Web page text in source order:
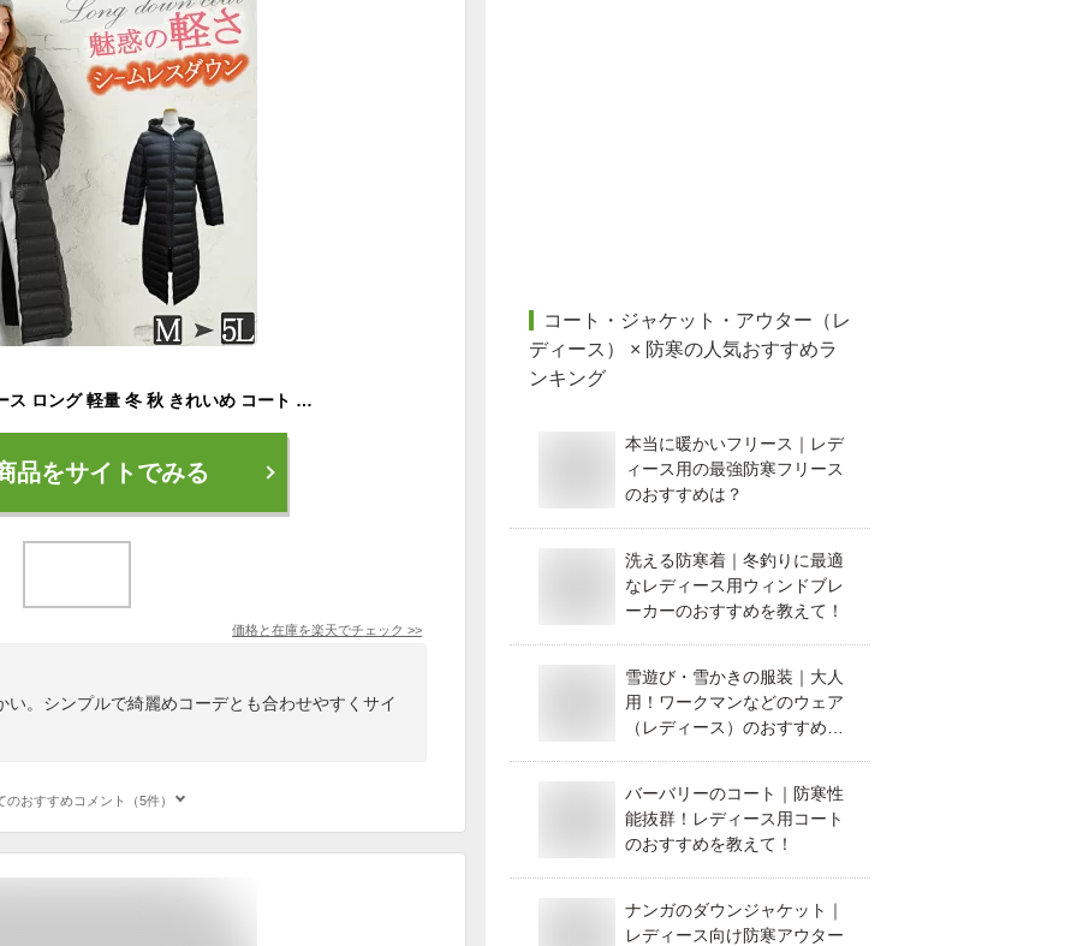
ダウンコート レディース ロング 軽量 冬 秋 きれいめ コート アウター ロングコート ダウン シームレス 超ロング 細見え シームレスダウン ダウンジャケット ベンチコート フード パーカー ジップアップ 防寒 超軽量 50代 40代 黒 L LL 3L 4L 5L 大きいサイズ リリーベル
品をサイトでみる
価格と在庫を楽天でチェック >>
。シンプルで綺麗めコーデとも合わせやすくサイ
のおすすめコメント（5件）
コート・ジャケット・アウター（レ
ディース） × 防寒の人気おすすめラ
ンキング
本当に暖かいフリース｜レデ
ィース用の最強防寒フリース
のおすすめは？
洗える防寒着｜冬釣りに最適
なレディース用ウィンドブレ
ーカーのおすすめを教えて！
雪遊び・雪かきの服装｜大人
用！ワークマンなどのウェア
（レディース）のおすすめ
バーバリーのコート｜防寒性
能抜群！レディース用コート
のおすすめを教えて！
ナンガのダウンジャケット｜
レディース向け防寒アウター